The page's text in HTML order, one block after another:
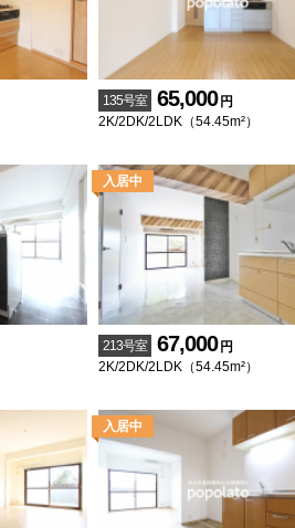
135号室 65,000 円
2K/2DK/2LDK（54.45m²）
213号室 67,000 円
2K/2DK/2LDK（54.45m²）